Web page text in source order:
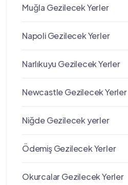
Muğla Gezilecek Yerler
Napoli Gezilecek Yerler
Narlıkuyu Gezilecek Yerler
Newcastle Gezilecek Yerler
Niğde Gezilecek yerler
Ödemiş Gezilecek Yerler
Okurcalar Gezilecek Yerler